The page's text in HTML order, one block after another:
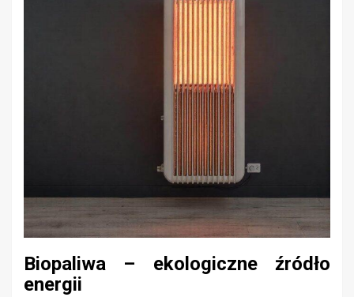
Biopaliwa – ekologiczne źródło
energii